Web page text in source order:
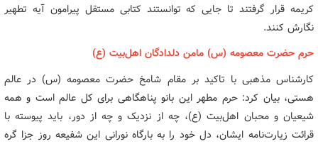
کریمه قرار گرفتند تا جایی که توانستند کتابی مستقل پیرامون آیه تطهیر
نگارش کنند.
حرم حضرت معصومه (س) مامن دلدادگان اهل‌بیت (ع)
کارشناس مذهبی با تاکید بر مقام شامخ حضرت معصومه (س) در عالم
هستی، بیان کرد: حرم مطهر این بانو پناهگاهی برای کل عالم است و همه
شیعیان و محبان اهل‌بیت (ع)، چه از نزدیک و چه از دور، باید پیوسته با
قرائت زیارت‌نامه ایشان، دل خود را به بارگاه نورانی این شفیعه روز جزا گره